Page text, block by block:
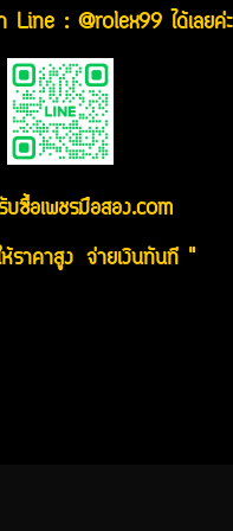
Line : @rolex99 ได้เลยค่ะ
ซื้อเพชรมือสอง.com
ราคาสูง จ่ายเงินทันที "